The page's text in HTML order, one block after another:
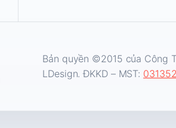
Bản quyền ©2015 của Công
LDesign. ĐKKD – MST: